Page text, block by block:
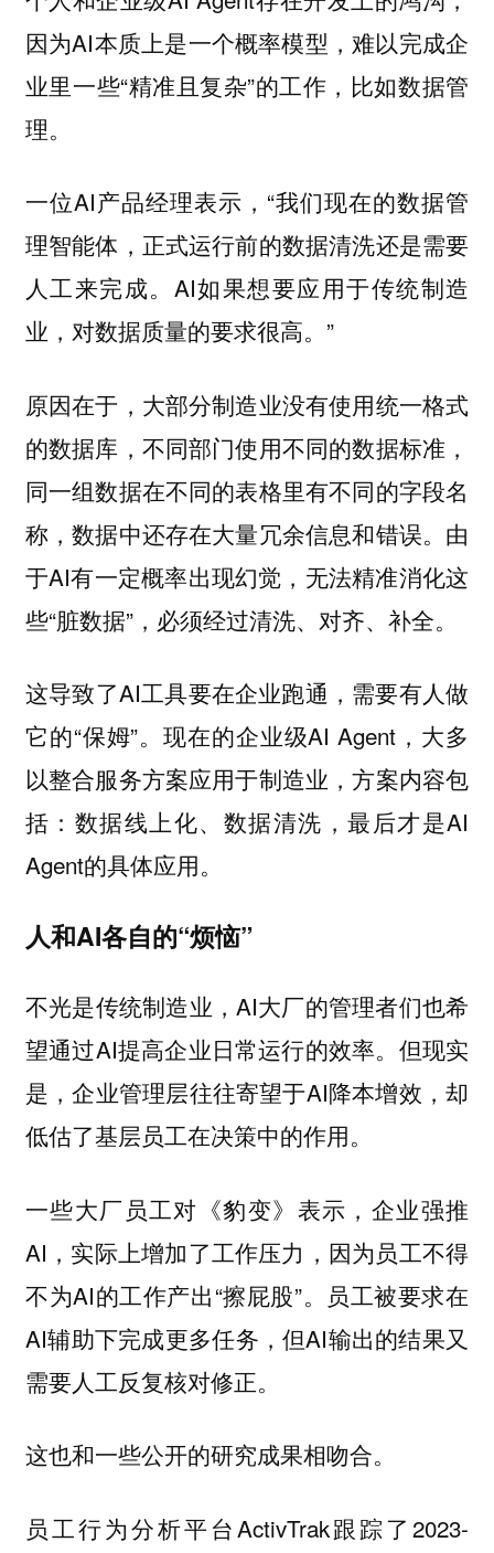
因为AI本质上是一个概率模型，难以完成企
业里一些“精准且复杂”的工作，比如数据管
理。
一位AI产品经理表示，“我们现在的数据管
理智能体，正式运行前的数据清洗还是需要
人工来完成。AI如果想要应用于传统制造
业，对数据质量的要求很高。”
原因在于，大部分制造业没有使用统一格式
的数据库，不同部门使用不同的数据标准，
同一组数据在不同的表格里有不同的字段名
称，数据中还存在大量冗余信息和错误。由
于AI有一定概率出现幻觉，无法精准消化这
些“脏数据”，必须经过清洗、对齐、补全。
这导致了AI工具要在企业跑通，需要有人做
它的“保姆”。现在的企业级AI Agent，大多
以整合服务方案应用于制造业，方案内容包
括：数据线上化、数据清洗，最后才是AI
Agent的具体应用。
人和AI各自的“烦恼”
不光是传统制造业，AI大厂的管理者们也希
望通过AI提高企业日常运行的效率。但现实
是，企业管理层往往寄望于AI降本增效，却
低估了基层员工在决策中的作用。
一些大厂员工对《豹变》表示，企业强推
AI，实际上增加了工作压力，因为员工不得
不为AI的工作产出“擦屁股”。员工被要求在
AI辅助下完成更多任务，但AI输出的结果又
需要人工反复核对修正。
这也和一些公开的研究成果相吻合。
员工行为分析平台ActivTrak跟踪了2023-